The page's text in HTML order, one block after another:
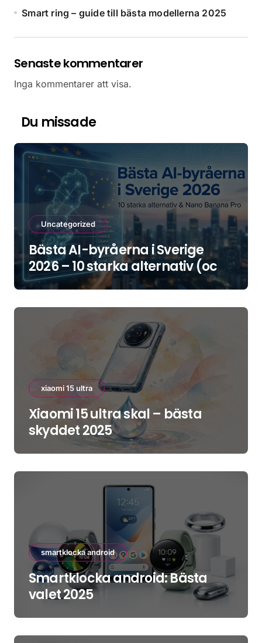
Smart ring – guide till bästa modellerna 2025
Senaste kommentarer
Inga kommentarer att visa.
Du missade
Uncategorized
Bästa AI-byråerna i Sverige
2026 – 10 starka alternativ (och
hur du väljer rätt)
xiaomi 15 ultra
Xiaomi 15 ultra skal – bästa
skyddet 2025
smartklocka android
Smartklocka android: Bästa
valet 2025